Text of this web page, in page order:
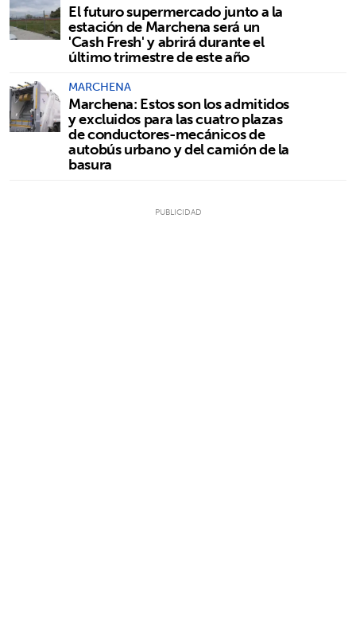
El futuro supermercado junto a la
estación de Marchena será un
'Cash Fresh' y abrirá durante el
último trimestre de este año
MARCHENA
Marchena: Estos son los admitidos
y excluidos para las cuatro plazas
de conductores-mecánicos de
autobús urbano y del camión de la
basura